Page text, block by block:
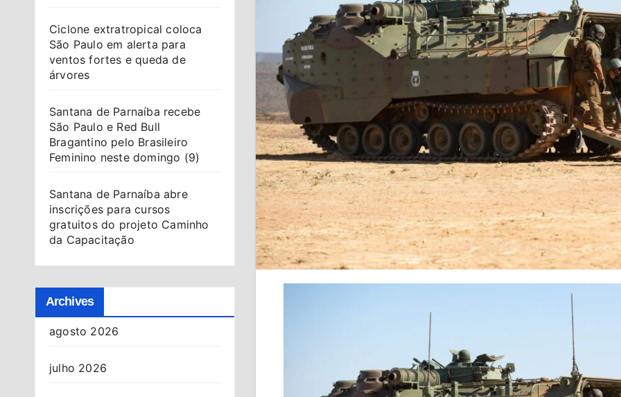
Ciclone extratropical coloca
São Paulo em alerta para
ventos fortes e queda de
árvores
Santana de Parnaíba recebe
São Paulo e Red Bull
Bragantino pelo Brasileiro
Feminino neste domingo (9)
Santana de Parnaíba abre
inscrições para cursos
gratuitos do projeto Caminho
da Capacitação
Archives
agosto 2026
julho 2026